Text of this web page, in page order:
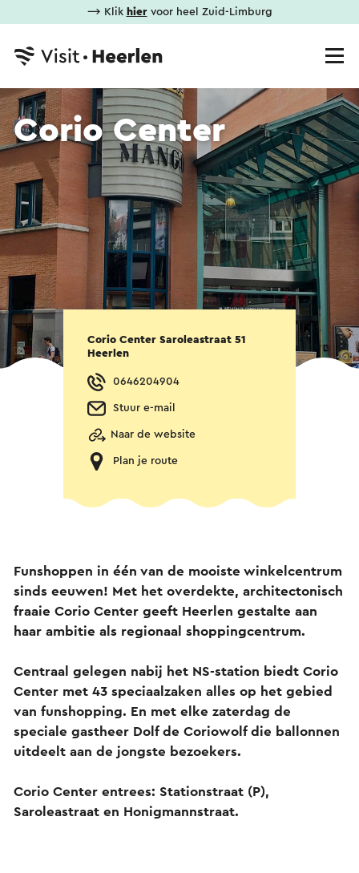
⟶ Klik hiervoor heel Zuid-Limburg
Corio Center
Corio Center Saroleastraat 51
Heerlen
0646204904
Stuur e-mail
Naar de website
Plan je route
Funshoppen in één van de mooiste winkelcentrum
sinds eeuwen! Met het overdekte, architectonisch
fraaie Corio Center geeft Heerlen gestalte aan
haar ambitie als regionaal shoppingcentrum.
Centraal gelegen nabij het NS-station biedt Corio
Center met 43 speciaalzaken alles op het gebied
van funshopping. En met elke zaterdag de
speciale gastheer Dolf de Coriowolf die ballonnen
uitdeelt aan de jongste bezoekers.
Corio Center entrees: Stationstraat (P),
Saroleastraat en Honigmannstraat.